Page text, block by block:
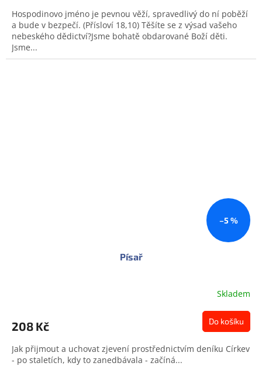
Hospodinovo jméno je pevnou věží, spravedlivý do ní poběží
a bude v bezpečí. (Přísloví 18,10) Těšíte se z výsad vašeho
nebeského dědictví?Jsme bohatě obdarované Boží děti.
Jsme...
–5 %
Písař
Skladem
208 Kč Do košíku
Jak přijmout a uchovat zjevení prostřednictvím deníku Církev
- po staletích, kdy to zanedbávala - začíná...